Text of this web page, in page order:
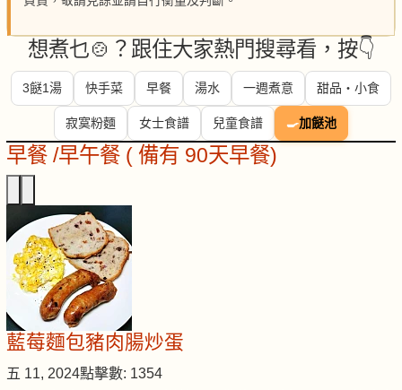
想煮乜🍲？跟住大家熱門搜尋看，按👇
3餸1湯 快手菜 早餐 湯水 一週煮意 甜品・小食
寂寞粉麵 女士食譜 兒童食譜 🍳加餸池
早餐 /早午餐 ( 備有 90天早餐)
藍莓麵包豬肉腸炒蛋
五 11, 2024點擊數: 1354